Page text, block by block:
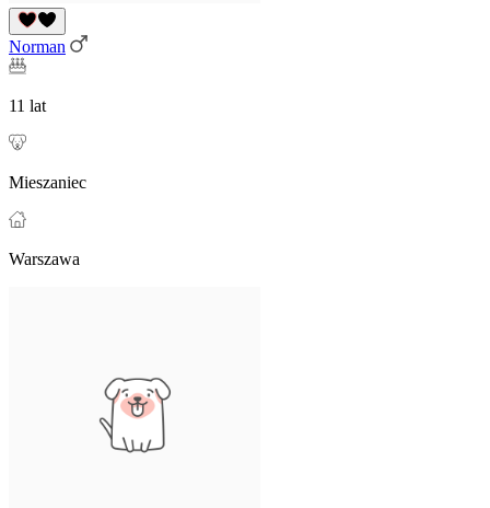
Norman
11 lat
Mieszaniec
Warszawa